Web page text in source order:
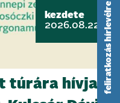
kezdete
2026.08.22.
–
túrára hívja feliratkozás hírlevélre